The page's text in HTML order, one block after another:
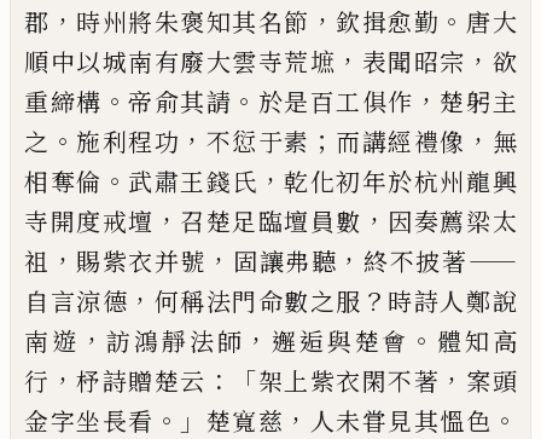
郡 ， 時州將朱褒知其名節 ， 欽揖愈勤 。 唐大
順中以城南有廢大雲寺荒墌 ， 表聞昭宗 ， 欲
重締構 。帝俞其請 。 於是百工俱作 ， 楚躬主
之 。 施利程功 ， 不愆于素 ； 而講經禮像 ， 無
相奪倫 。 武肅王錢氏 ，乾化初年於杭州龍興
寺開度戒壇 ， 召楚足臨壇員數 ， 因奏薦梁太
祖 ， 賜紫衣并號 ， 固讓弗聽 ， 終不披著——
自言涼德 ， 何稱法門命數之服 ？ 時詩人鄭說
南遊 ，訪鴻靜法師 ， 邂逅與楚會 。 體知高
行 ，杼詩贈楚云 ：「架上紫衣閑不著 ， 案頭
金字坐長看 。」 楚寬慈 ， 人未甞 見其慍色 。